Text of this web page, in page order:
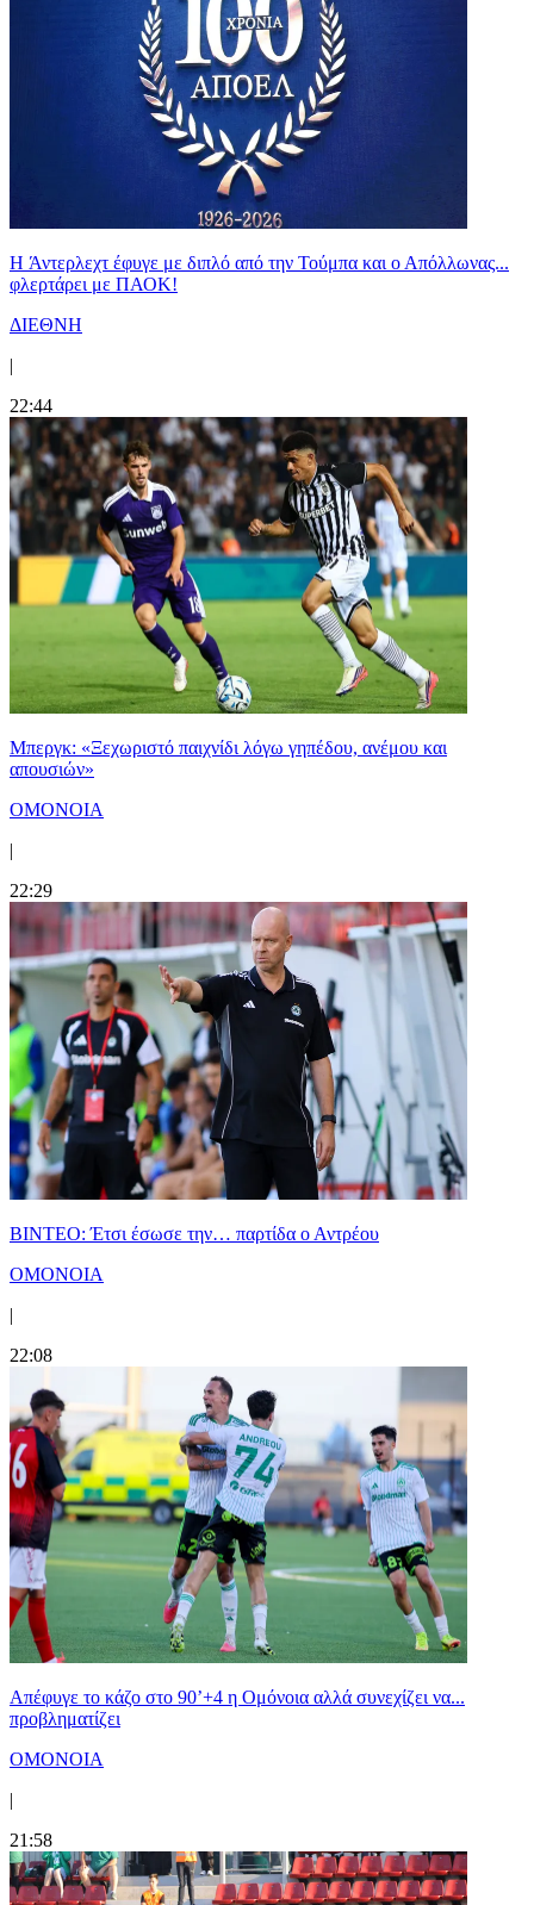
H Άντερλεχτ έφυγε με διπλό από την Τούμπα και ο Απόλλωνας...
φλερτάρει με ΠΑΟΚ!
ΔΙΕΘΝΗ
|
22:44
Μπεργκ: «Ξεχωριστό παιχνίδι λόγω γηπέδου, ανέμου και
απουσιών»
ΟΜΟΝΟΙΑ
|
22:29
ΒΙΝΤΕΟ: Έτσι έσωσε την… παρτίδα ο Αντρέου
ΟΜΟΝΟΙΑ
|
22:08
Απέφυγε το κάζο στο 90’+4 η Ομόνοια αλλά συνεχίζει να...
προβληματίζει
ΟΜΟΝΟΙΑ
|
21:58